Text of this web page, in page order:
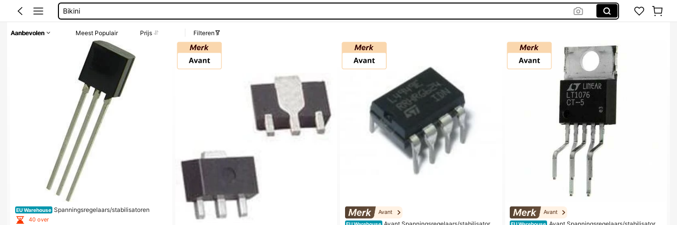
Bikini
Corrigerend Badpak
Katoen
Aanbevolen Meest Populair Prijs Filteren
EU Warehouse Spanningsregelaars/stabilisatoren
40 over
Avant
EU Warehouse
Avant
EU Warehouse